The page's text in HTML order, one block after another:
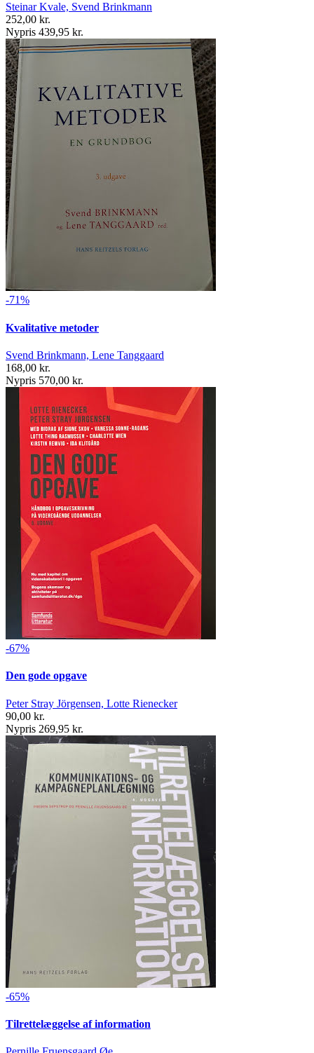
Steinar Kvale, Svend Brinkmann
252,00 kr.
Nypris 439,95 kr.
-71%
Kvalitative metoder
Svend Brinkmann, Lene Tanggaard
168,00 kr.
Nypris 570,00 kr.
-67%
Den gode opgave
Peter Stray Jörgensen, Lotte Rienecker
90,00 kr.
Nypris 269,95 kr.
-65%
Tilrettelæggelse af information